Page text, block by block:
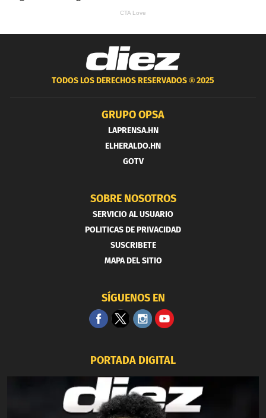
TODOS LOS DERECHOS RESERVADOS ®2025
GRUPO OPSA
LAPRENSA.HN
ELHERALDO.HN
GOTV
SOBRE NOSOTROS
SERVICIO AL USUARIO
POLITICAS DE PRIVACIDAD
SUSCRIBETE
MAPA DEL SITIO
SÍGUENOS EN
PORTADA DIGITAL